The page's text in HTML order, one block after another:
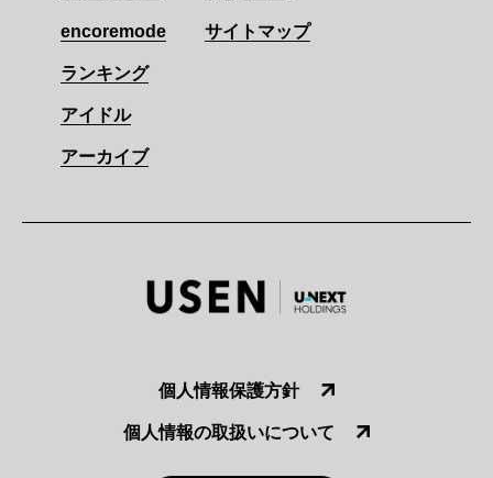
encoremode
ランキング
アイドル
アーカイブ
サイトマップ
個人情報保護方針
個人情報の取扱いについて